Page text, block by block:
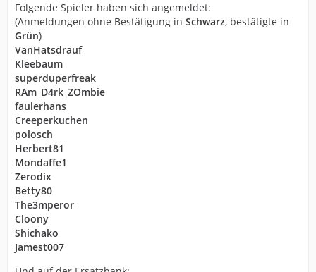
Folgende Spieler haben sich angemeldet:
(Anmeldungen ohne Bestätigung in Schwarz, bestätigte in
Grün)
VanHatsdrauf
Kleebaum
superduperfreak
RAm_D4rk_ZOmbie
faulerhans
Creeperkuchen
polosch
Herbert81
Mondaffe1
Zerodix
Betty80
The3mperor
Cloony
Shichako
Jamest007